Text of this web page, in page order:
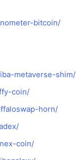
bitcoin/
metaverse-shim/
coin/
horn/
coin/